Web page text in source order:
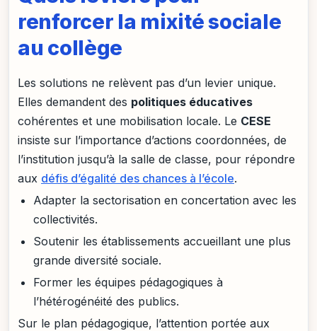
renforcer la mixité sociale
au collège
Les solutions ne relèvent pas d’un levier unique.
Elles demandent des politiques éducatives
cohérentes et une mobilisation locale. Le CESE
insiste sur l’importance d’actions coordonnées, de
l’institution jusqu’à la salle de classe, pour répondre
aux défis d’égalité des chances à l’école.
Adapter la sectorisation en concertation avec les
collectivités.
Soutenir les établissements accueillant une plus
grande diversité sociale.
Former les équipes pédagogiques à
l’hétérogénéité des publics.
Sur le plan pédagogique, l’attention portée aux